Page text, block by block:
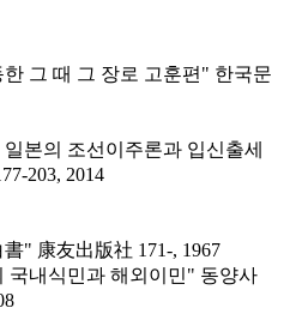
그 때 그 장로 고훈편" 한국문
본의 조선이주론과 입신출세
203, 2014
" 康友出版社 171-, 1967
국내식민과 해외이민" 동양사